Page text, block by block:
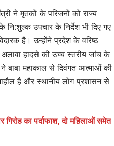
ने मृतकों के परिजनों को राज्य
उपचार के निर्देश भी दिए गए
है। उन्होंने प्रदेश के वरिष्ठ
हादसे की उच्च स्तरीय जांच के
बाबा महाकाल से दिवंगत आत्माओं की
है और स्थानीय लोग प्रशासन से
का पर्दाफाश, दो महिलाओं समेत